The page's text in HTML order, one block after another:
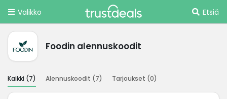
Valikko Etsiä
Foodin alennuskoodit
Kaikki (7) Alennuskoodit (7) Tarjoukset (0)